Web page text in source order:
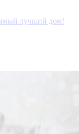
лучший дом!